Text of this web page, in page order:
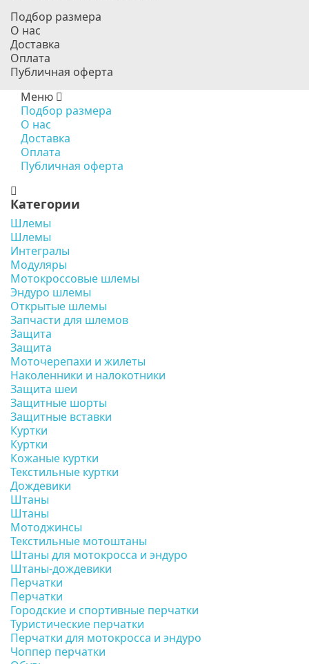
Подбор размера
О нас
Доставка
Оплата
Публичная оферта
Меню
Подбор размера
О нас
Доставка
Оплата
Публичная оферта
Категории
Шлемы
Шлемы
Интегралы
Модуляры
Мотокроссовые шлемы
Эндуро шлемы
Открытые шлемы
Запчасти для шлемов
Защита
Защита
Моточерепахи и жилеты
Наколенники и налокотники
Защита шеи
Защитные шорты
Защитные вставки
Куртки
Куртки
Кожаные куртки
Текстильные куртки
Дождевики
Штаны
Штаны
Мотоджинсы
Текстильные мотоштаны
Штаны для мотокросса и эндуро
Штаны-дождевики
Перчатки
Перчатки
Городские и спортивные перчатки
Туристические перчатки
Перчатки для мотокросса и эндуро
Чоппер перчатки